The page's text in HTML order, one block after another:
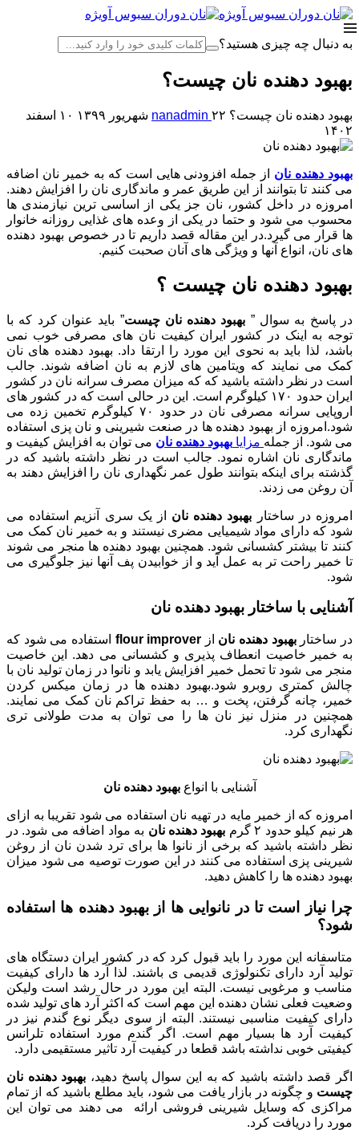
به دنبال چه چیزی هستید؟
بهبود دهنده نان چیست؟
بهبود دهنده نان چیست؟ nanadmin ۲۲ شهریور ۱۳۹۹
۱۰ اسفند
۱۴۰۲
بهبود دهنده نان از جمله افزودنی هایی است که به خمیر نان اضافه
می کنند تا بتوانند از این طریق عمر و ماندگاری نان را افزایش دهند.
امروزه در داخل کشور، نان جز یکی از اساسی ترین نیازمندی ها
محسوب می شود و حتما در یکی از وعده های غذایی روزانه خانوار
ها قرار می گیرد.در این مقاله قصد داریم تا در خصوص بهبود دهنده
های نان، انواع آنها و ویژگی های آنان صحبت کنیم.
بهبود دهنده نان چیست ؟
در پاسخ به سوال ” بهبود دهنده نان چیست” باید عنوان کرد که با
توجه به اینک در کشور ایران کیفیت نان های مصرفی خوب نمی
باشد، لذا باید به نحوی این مورد را ارتقا داد. بهبود دهنده های نان
کمک می نمایند که ویتامین های لازم به نان اضافه شوند. جالب
است در نظر داشته باشید که که میزان مصرف سرانه نان در کشور
ایران حدود ۱۷۰ کیلوگرم است. این در حالی است که در کشور های
اروپایی سرانه مصرفی نان در حدود ۷۰ کیلوگرم تخمین زده می
شود.امروزه از بهبود دهنده ها در صنعت شیرینی و نان پزی استفاده
می شود. از جمله مزایا بهبود دهنده نان می توان به افزایش کیفیت و
ماندگاری نان اشاره نمود. جالب است در نظر داشته باشید که در
گذشته برای اینکه بتوانند طول عمر نگهداری نان را افزایش دهند به
آن روغن می زدند.
امروزه در ساختار بهبود دهنده نان از یک سری آنزیم استفاده می
شود که دارای مواد شیمیایی مضری نیستند و به خمیر نان کمک می
کنند تا بیشتر کشسانی شود. همچنین بهبود دهنده ها منجر می شوند
تا خمیر راحت تر به عمل آید و از خوابیدن پف آنها نیز جلوگیری می
شود.
آشنایی با ساختار بهبود دهنده نان
در ساختاربهبود دهنده نان از flour improver استفاده می شود که
به خمیر خاصیت انعطاف پذیری و کشسانی می دهد. این خاصیت
منجر می شود تا تحمل خمیر افزایش یابد و نانوا در زمان تولید نان با
چالش کمتری روبرو شود.بهبود دهنده ها در زمان میکس کردن
خمیر، چانه گرفتن، پخت و … به حفظ تراکم نان کمک می نمایند.
همچنین در منزل نیز نان ها را می توان به مدت طولانی تری
نگهداری کرد.
آشنایی با انواعبهبود دهنده نان
امروزه که از خمیر مایه در تهیه نان استفاده می شود تقریبا به ازای
هر نیم کیلو حدود ۲ گرم
بهبود دهنده نان به مواد اضافه می شود. در
نظر داشته باشید که برخی از نانوا ها برای ترد شدن نان از روغن
شیرینی پزی استفاده می کنند در این صورت توصیه می شود میزان
بهبود دهنده ها را کاهش دهید.
چرا نیاز است تا در نانوایی ها از بهبود دهنده ها استفاده
شود؟
متاسفانه این مورد را باید قبول کرد که در کشور ایران دستگاه های
تولید آرد دارای تکنولوژی قدیمی ی باشند. لذا آرد ها دارای کیفیت
مناسب و مرغوبی نیست. البته این مورد در حال رشد است ولیکن
وضعیت فعلی نشان دهنده این مهم است که اکثر آرد های تولید شده
دارای کیفیت مناسبی نیستند. البته از سوی دیگر نوع گندم نیز در
کیفیت آرد ها بسیار مهم است. اگر گندم مورد استفاده تلرانس
کیفیتی خوبی نداشته باشد قطعا در کیفیت آرد تاثیر مستقیمی دارد.
اگر قصد داشته باشید که به این سوال پاسخ دهید، بهبود دهنده نان
چیست و چگونه در بازار یافت می شود، باید مطلع باشید که از تمام
مراکزی که وسایل شیرینی فروشی ارائه می دهند می توان این
مورد را دریافت کرد.